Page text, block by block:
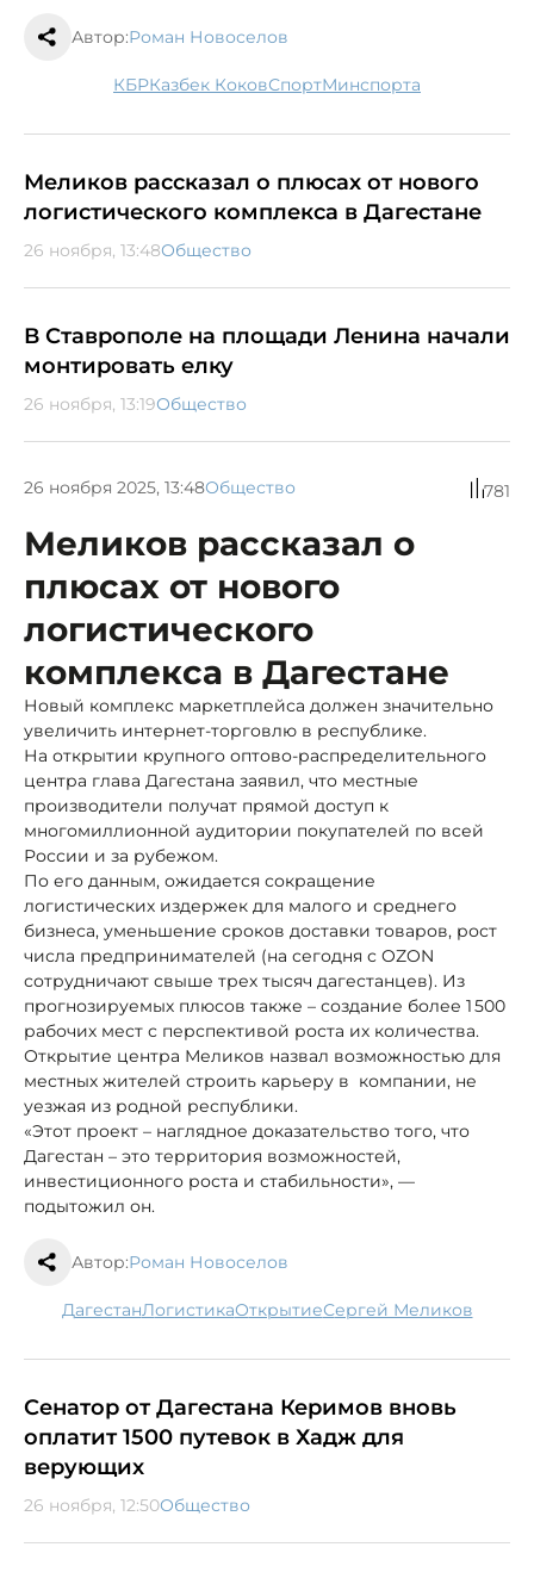
Автор:Роман Новоселов
КБР Казбек Коков спорт минспорта
Меликов рассказал о плюсах от нового
логистического комплекса в Дагестане
26 ноября, 13:48Общество
В Ставрополе на площади Ленина начали
монтировать елку
26 ноября, 13:19Общество
26 ноября 2025, 13:48Общество 781
Меликов рассказал о
плюсах от нового
логистического
комплекса в Дагестане
Новый комплекс маркетплейса должен значительно
увеличить интернет-торговлю в республике.
На открытии крупного оптово-распределительного
центра глава Дагестана заявил, что местные
производители получат прямой доступ к
многомиллионной аудитории покупателей по всей
России и за рубежом.
По его данным, ожидается сокращение
логистических издержек для малого и среднего
бизнеса, уменьшение сроков доставки товаров, рост
числа предпринимателей (на сегодня с OZON
сотрудничают свыше трех тысяч дагестанцев). Из
прогнозируемых плюсов также – создание более 1 500
рабочих мест с перспективой роста их количества.
Открытие центра Меликов назвал возможностью для
местных жителей строить карьеру в компании, не
уезжая из родной республики.
«Этот проект – наглядное доказательство того, что
Дагестан – это территория возможностей,
инвестиционного роста и стабильности», —
подытожил он.
Автор:Роман Новоселов
Дагестан логистика открытие Сергей Меликов
Сенатор от Дагестана Керимов вновь
оплатит 1500 путевок в Хадж для
верующих
26 ноября, 12:50Общество